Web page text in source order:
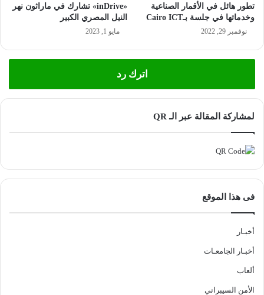
تطور هائل في الأقمار الصناعية
وخدماتها في جلسة بـCairo ICT
نوفمبر 29, 2022
«inDrive» تشارك في ماراثون نهر
النيل المصري الكبير
مايو 1, 2023
اترك رد
لمشاركة المقالة عبر الـ QR
فى هذا الموقع
أخبـار
أخبـار الجامعـات
ألعاب
الأمن السيبراني